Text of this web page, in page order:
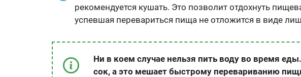
рекомендуется кушать. Это позволит отдохнуть
успевшая перевариться пища не отложится в виде
Ни в коем случае нельзя пить воду во время
сок, а это мешает быстрому перевариванию